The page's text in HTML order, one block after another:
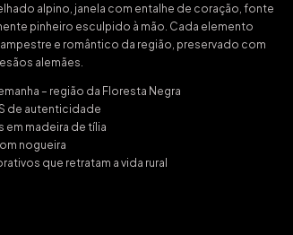
alpino, janela com entalhe de coração, fonte
pinheiro esculpido à mão. Cada elemento
e romântico da região, preservado com
alemães.
– região da Floresta Negra
de autenticidade
em madeira de tília
nogueira
que retratam a vida rural